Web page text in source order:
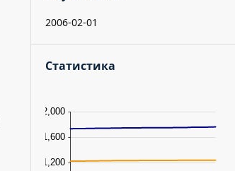
2006-02-01
Статистика